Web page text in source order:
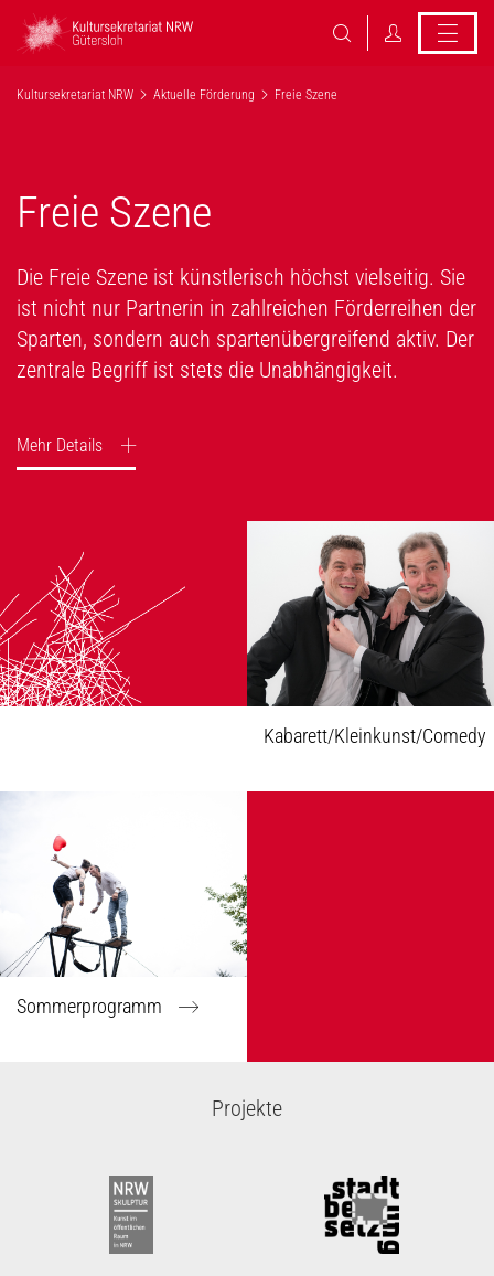
Kultursekretariat NRW Aktuelle Förderung Freie Szene
Freie Szene
Die Freie Szene ist künstlerisch höchst vielseitig. Sie
ist nicht nur Partnerin in zahlreichen Förderreihen der
Sparten, sondern auch spartenübergreifend aktiv. Der
zentrale Begriff ist stets die Unabhängigkeit.
Mehr Details
Kabarett/Kleinkunst/Comedy
Sommerprogramm
Projekte